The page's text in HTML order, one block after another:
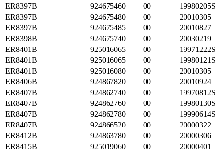
ER8397B
924675460 00
19980205S
ER8397B
924675480 00
20010305
ER8397B
924675485 00
20010827
ER8398B
924675740 00
20030219
ER8401B
925016065 00
19971222S
ER8401B
925016065 00
19980121S
ER8401B
925016080 00
20010305
ER8406B
924867820 00
20010924
ER8407B
924862740 00
19970812S
ER8407B
924862760 00
19980130S
ER8407B
924862780 00
19990614S
ER8407B
924866520 00
20000322
ER8412B
924863780 00
20000306
ER8415B
925019060 00
20000401